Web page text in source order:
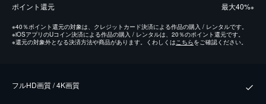
ポイント還元 最⼤40%※
※40％ポイント還元の対象は、クレジットカード決済による作品の購入 / レンタルです。
※iOSアプリのUコイン決済による作品の購入 / レンタルは、20％のポイント還元です。
※還元の対象外となる決済方法や商品があります。くわしくはこちらをご確認ください。
フルHD画質 / 4K画質